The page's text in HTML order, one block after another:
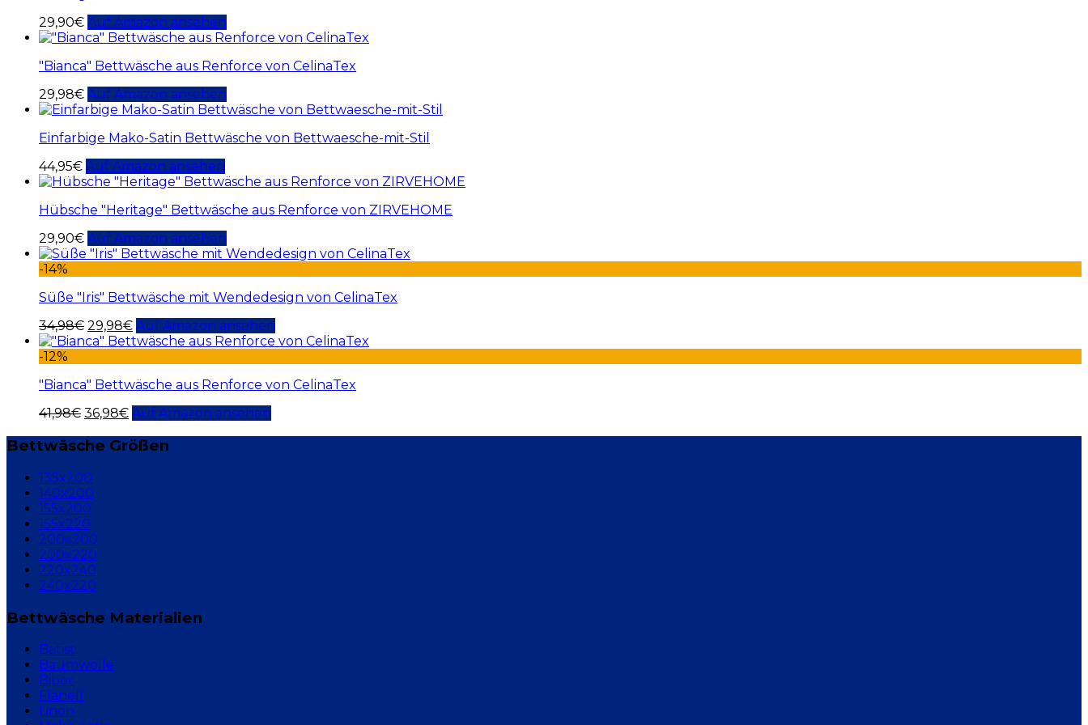
29,90€ Auf Amazon ansehen
"Bianca" Bettwäsche aus Renforce von CelinaTex
29,98€ Auf Amazon ansehen
Einfarbige Mako-Satin Bettwäsche von Bettwaesche-mit-Stil
44,95€ Auf Amazon ansehen
Hübsche "Heritage" Bettwäsche aus Renforce von ZIRVEHOME
29,90€ Auf Amazon ansehen
-14%
Süße "Iris" Bettwäsche mit Wendedesign von CelinaTex
34,98€ 29,98€ Auf Amazon ansehen
-12%
"Bianca" Bettwäsche aus Renforce von CelinaTex
41,98€ 36,98€ Auf Amazon ansehen
Bettwäsche Größen
135x200
140x200
155x200
155x220
200x200
200x220
220x240
240x220
Bettwäsche Materialien
Batist
Baumwolle
Biber
Flanell
Linon